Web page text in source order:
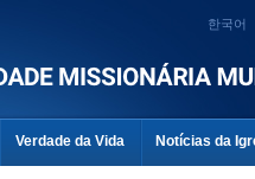
한국어
Verdade da Vida Notícias da